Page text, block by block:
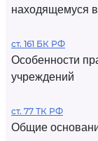
находящемуся
ст. 161 БК РФ
Особенности
учреждений
ст. 77 ТК РФ
Общие